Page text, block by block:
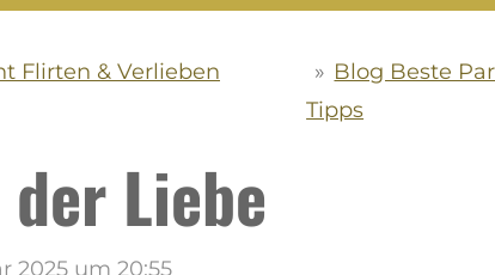
Flirten & Verlieben
» Blog Beste
Tipps
Liebe
2025 um 20:55